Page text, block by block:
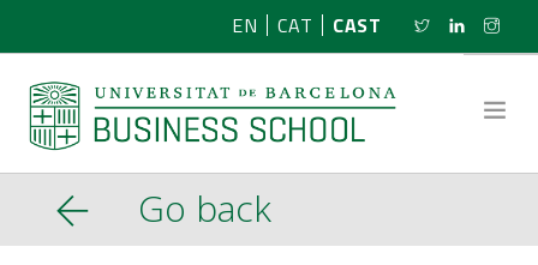
EN CAT CAST
SOBRE NOSOTROS
Go back